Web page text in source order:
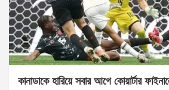
কানাডাকে হারিয়ে সবার আগে কোয়ার্টার